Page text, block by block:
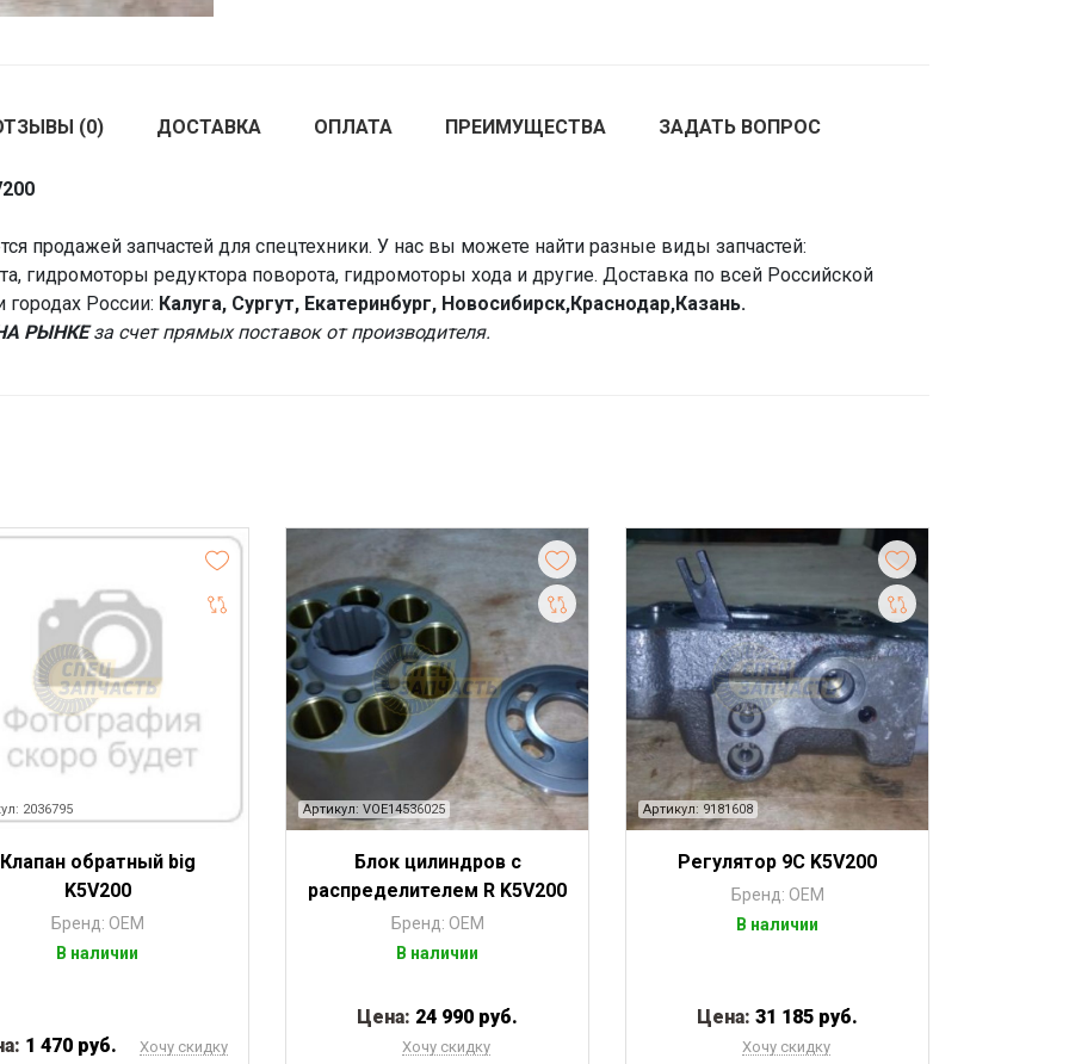
(0) ДОСТАВКА ОПЛАТА ПРЕИМУЩЕСТВА ЗАДАТЬ ВОПРОС
продажей запчастей для спецтехники. У нас вы можете найти разные виды запчастей:
гидромоторы редуктора поворота, гидромоторы хода и другие. Доставка по всей Российской
России: Калуга, Сургут, Екатеринбург, Новосибирск,Краснодар,Казань.
РЫНКЕ за счет прямых поставок от производителя.
2036795
Клапан обратный big
K5V200
Бренд: OEM
В наличии
1 470 руб. Хочу скидку
Артикул: VOE14536025
Блок цилиндров с
распределителем R K5V200
Бренд: OEM
В наличии
Цена: 24 990 руб.
Хочу скидку
Артикул: 9181608
Регулятор 9С K5V200
Бренд: OEM
В наличии
Цена: 31 185 руб.
Хочу скидку